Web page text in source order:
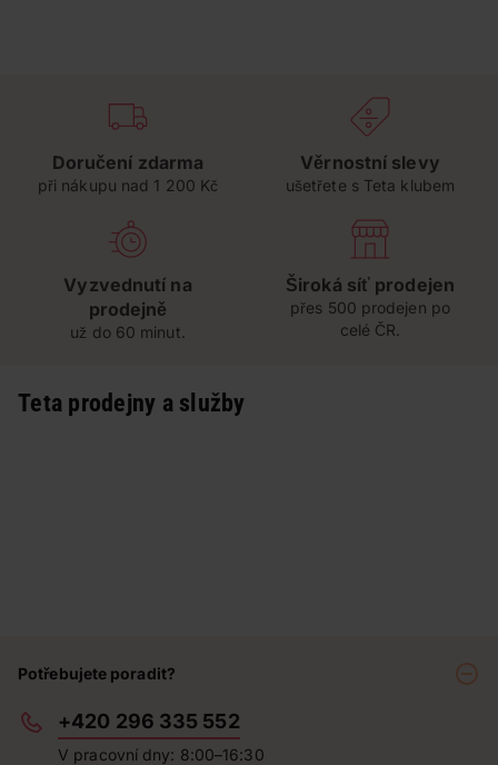
Doručení zdarma
při nákupu nad 1 200 Kč
Věrnostní slevy
ušetřete s Teta klubem
Vyzvednutí na
prodejně
už do 60 minut.
Široká síť prodejen
přes 500 prodejen po
celé ČR.
Teta prodejny a služby
Potřebujete poradit?
+420 296 335 552
V pracovní dny: 8:00–16:30